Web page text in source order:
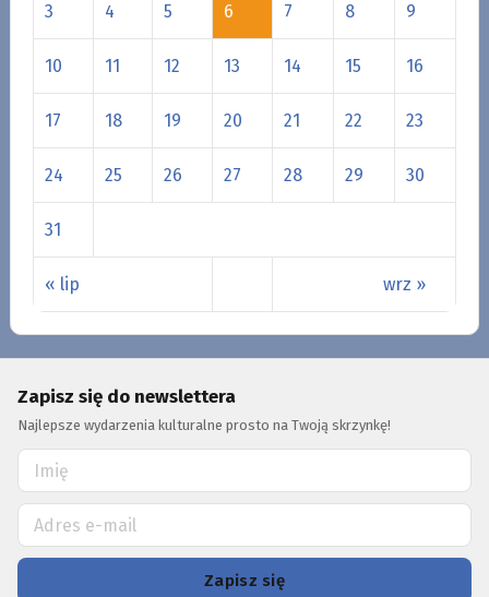
« lip wrz »
3 4 5 6 7 8 9
10 11 12 13 14 15 16
17 18 19 20 21 22 23
24 25 26 27 28 29 30
31
Zapisz się do newslettera
Najlepsze wydarzenia kulturalne prosto na Twoją skrzynkę!
Zapisz się